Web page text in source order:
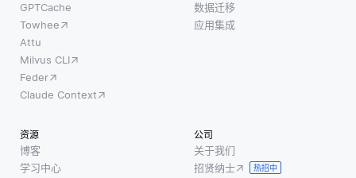
GPTCache
Towhee
Attu
Milvus CLI
Feder
Claude Context
数据迁移
应用集成
资源
博客
学习中心
公司
关于我们
招贤纳士
热招中